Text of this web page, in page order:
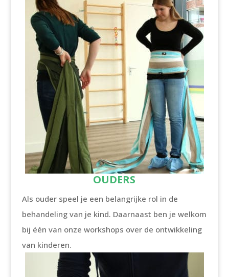
OUDERS
Als ouder speel je een belangrijke rol in de
behandeling van je kind. Daarnaast ben je welkom
bij één van onze workshops over de ontwikkeling
van kinderen.